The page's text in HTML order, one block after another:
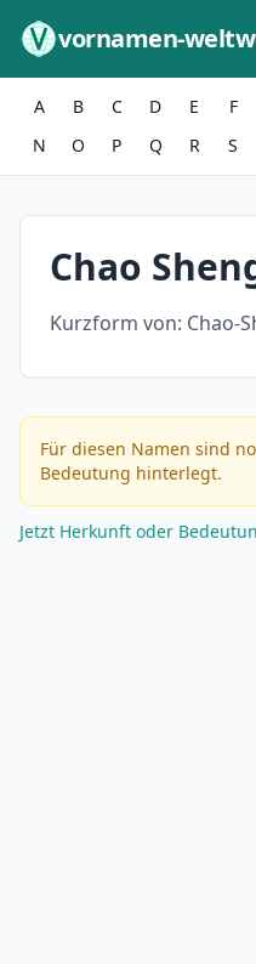
vornamen-
A B C D E F
N
O P Q R S
Chao
Kurzform von: Chao-
Für diesen Namen sind
Bedeutung hinterlegt.
Jetzt Herkunft oder